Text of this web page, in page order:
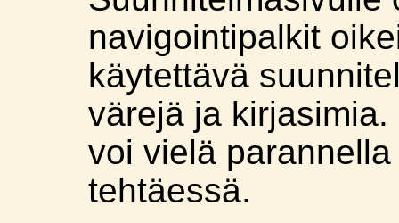
navigointipalkit
käytettävä
värejä ja
voi vielä
tehtäessä.